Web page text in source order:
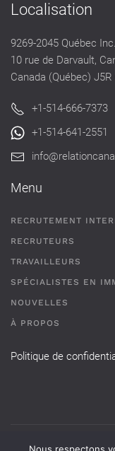
Localisation
9269-2045 Québec Inc.
10 rue de Darvault,
Canada (Québec) J5R
+1-514-666-7373
+1-514-641-2551
Menu
RECRUTEMENT
RECRUTEURS
TRAVAILLEURS
SPÉCIALISTES EN
NOUVELLES
À PROPOS
Politique de
Permis de